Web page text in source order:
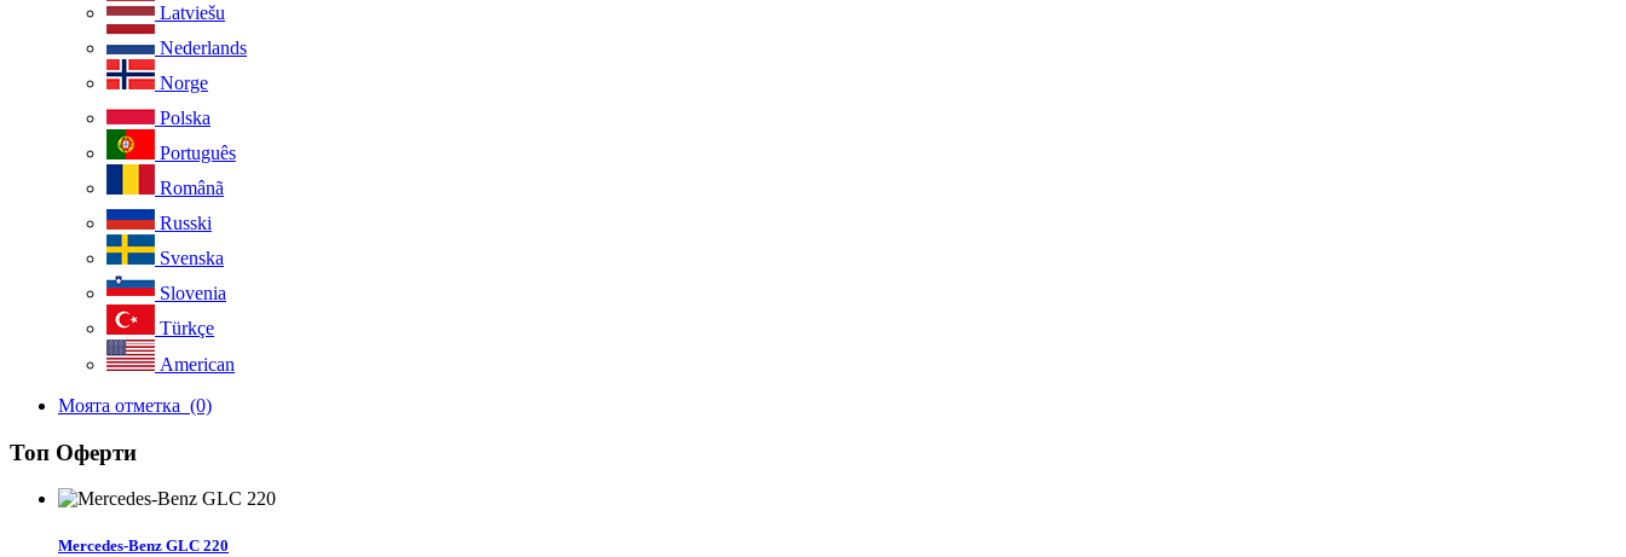
Latviešu
Nederlands
Norge
Polska
Português
Românã
Russki
Svenska
Slovenia
Türkçe
American
Моята отметка (0)
Топ Оферти
Mercedes-Benz GLC 220